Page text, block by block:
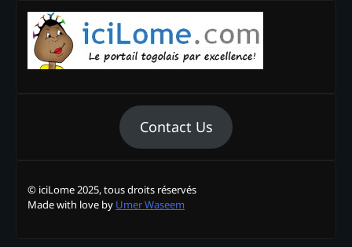
Contact Us
© iciLome 2025, tous droits réservés
Made with love by Umer Waseem